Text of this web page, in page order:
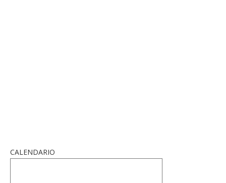
CALENDARIO